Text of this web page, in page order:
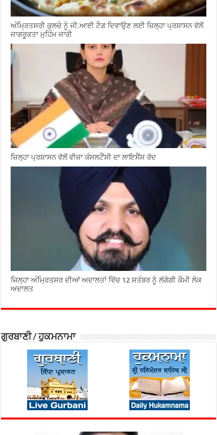
ਅੰਮ੍ਰਿਤਸਰੀ ਕੁਲਚੇ ਨੂੰ ਜੀ.ਆਈ ਟੈਗ ਦਿਵਾਉਣ ਲਈ ਜ਼ਿਲ੍ਹਾ ਪ੍ਰਸ਼ਾਸਨ ਵੱਲੋਂ
ਜਾਗਰੂਕਤਾ ਮੁਹਿੰਮ ਜਾਰੀ
ਜ਼ਿਲ੍ਹਾ ਪ੍ਰਸ਼ਾਸਨ ਵੱਲੋਂ ਵੀਜ਼ਾ ਕੰਸਲਟੈਂਸੀ ਦਾ ਲਾਇਸੈਂਸ ਰੱਦ
ਜ਼ਿਲ੍ਹਾ ਅੰਮ੍ਰਿਤਸਰ ਦੀਆਂ ਅਦਾਲਤਾਂ ਵਿੱਚ 12 ਸਤੰਬਰ ਨੂੰ ਲੱਗੇਗੀ ਕੌਮੀ ਲੋਕ
ਅਦਾਲਤ
ਗੁਰਬਾਣੀ / ਹੁਕਮਨਾਮਾ